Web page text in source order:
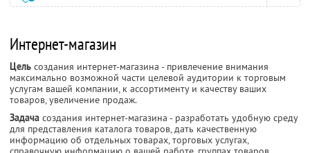
Интернет-магазин
Цель создания интернет-магазина - привлечение внимания
максимально возможной части целевой аудитории к торговым
услугам вашей компании, к ассортименту и качеству ваших
товаров, увеличение продаж.
Задача создания интернет-магазина - разработать удобную среду
для представления каталога товаров, дать качественную
информацию об отдельных товарах, торговых услугах,